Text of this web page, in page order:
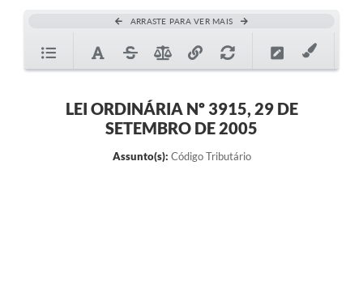
Programa Famílias Fortes
Contratação de estagiário - estudante de Direito -
ARRASTE PARA VER MAIS
LEI ORDINÁRIA Nº 3915, 29 DE
SETEMBRO DE 2005
Assunto(s): Código Tributário